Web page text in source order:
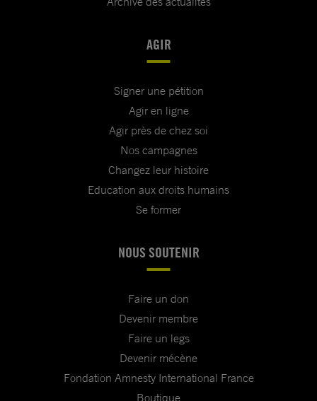
AGIR
Signer une pétition
Agir en ligne
Agir près de chez soi
Nos campagnes
Changez leur histoire
Education aux droits humains
Se former
NOUS SOUTENIR
Faire un don
Devenir membre
Faire un legs
Devenir mécène
Fondation Amnesty International France
Boutique